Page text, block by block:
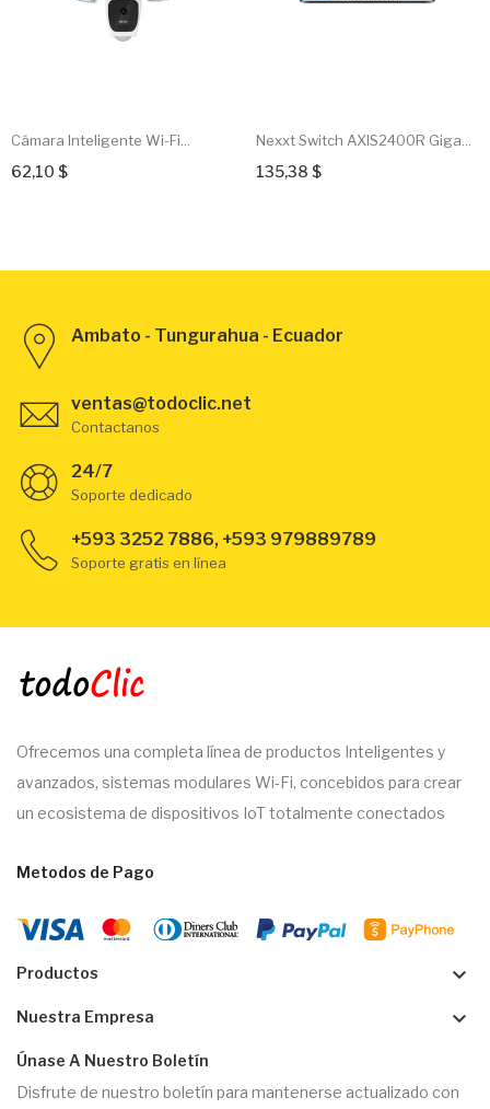
Cámara Inteligente Wi-Fi...
62,10 $
Nexxt Switch AXIS2400R Giga...
135,38 $
Ambato - Tungurahua - Ecuador
ventas@todoclic.net
Contactanos
24/7
Soporte dedicado
+593 3252 7886, +593 979889789
Soporte gratis en línea
Ofrecemos una completa línea de productos Inteligentes y
avanzados, sistemas modulares Wi-Fi, concebidos para crear
un ecosistema de dispositivos IoT totalmente conectados
Metodos de Pago
Productos keyboard_arrow_down
Nuestra Empresa keyboard_arrow_down
Únase A Nuestro Boletín
Disfrute de nuestro boletín para mantenerse actualizado con